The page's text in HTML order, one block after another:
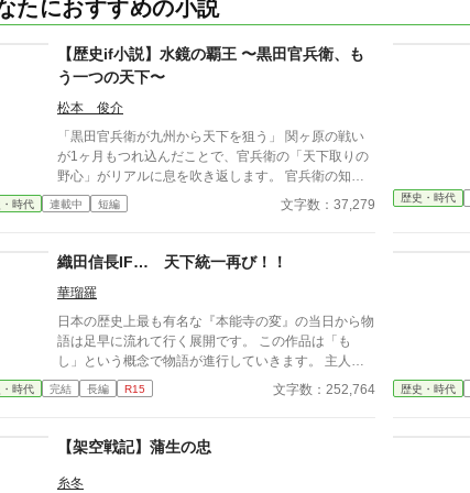
たにおすすめの小説
【歴史if小説】水鏡の覇王 〜黒田官兵衛、も
う一つの天下〜
松本 俊介
「黒田官兵衛が九州から天下を狙う」 関ヶ原の戦い
が1ヶ月もつれ込んだことで、官兵衛の「天下取りの
野心」がリアルに息を吹き返します。 官兵衛の知
略、加藤清正や島津との駆け引き、そして豊臣秀頼を
擁した「九州王国」の建国から徳川家康との決戦など
・時代 連載中 短編 文字数：37,279 歴史・時代
織田信長IF… 天下統一再び！！
華瑠羅
日本の歴史上最も有名な『本能寺の変』の当日から物
語は足早に流れて行く展開です。 この作品は「も
し」という概念で物語が進行していきます。 主人公
【織田信長】が死んで、若返って蘇り再び活躍すると
いう作品です。 ※この物語はフィクションです。
・時代 完結 長編 R15 文字数：252,764 歴史・時代
【架空戦記】蒲生の忠
糸冬